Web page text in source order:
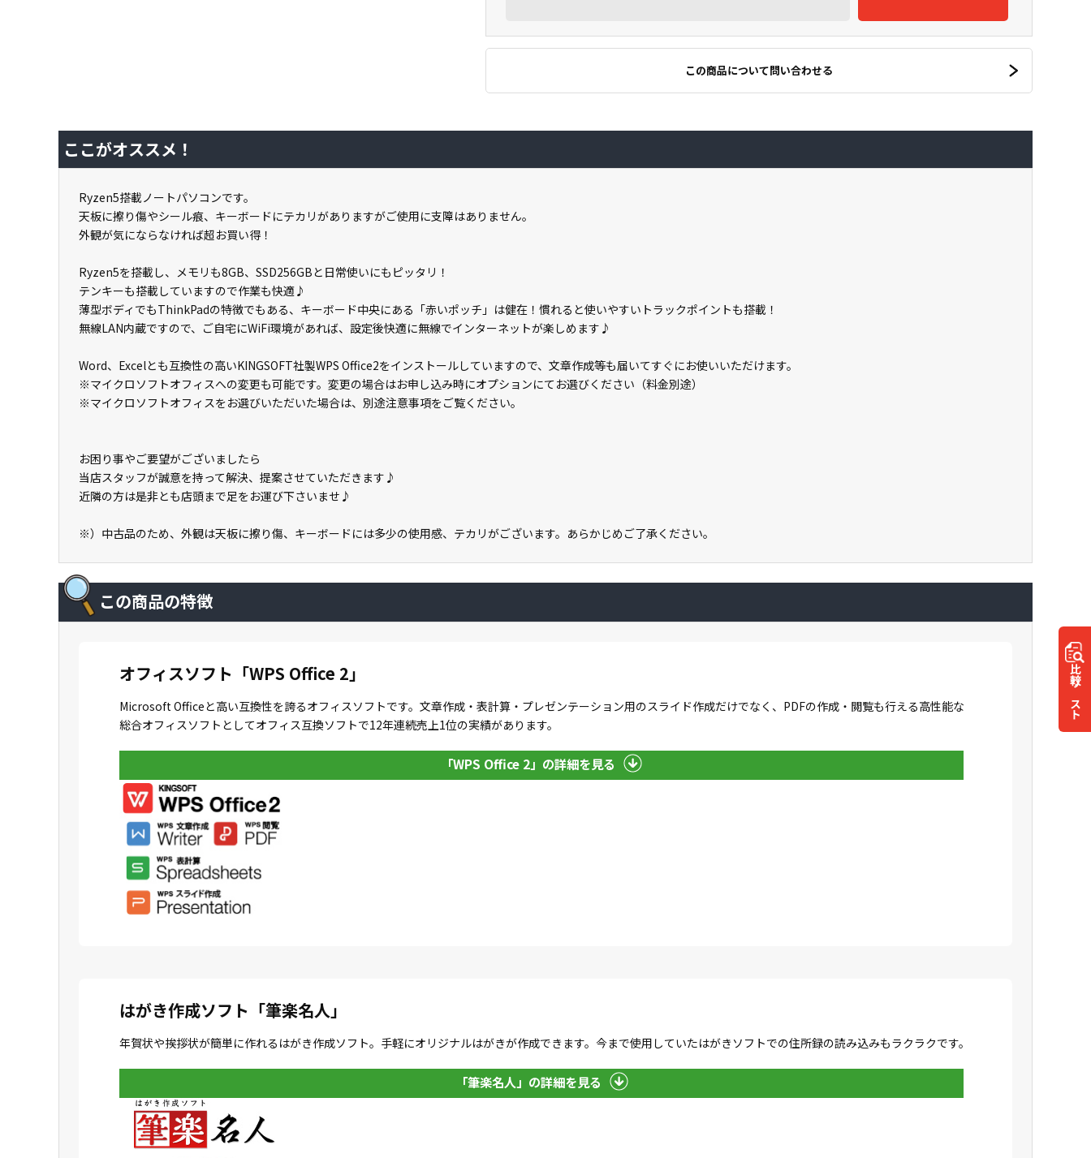
この商品について問い合わせる
比較
リスト
ここがオススメ！
Ryzen5搭載ノートパソコンです。
天板に擦り傷やシール痕、キーボードにテカリがありますがご使用に支障はありません。
外観が気にならなければ超お買い得！
Ryzen5を搭載し、メモリも8GB、SSD256GBと日常使いにもピッタリ！
テンキーも搭載していますので作業も快適♪
薄型ボディでもThinkPadの特徴でもある、キーボード中央にある「赤いポッチ」は健在！慣れると使いやすいトラックポイントも搭載！
無線LAN内蔵ですので、ご自宅にWiFi環境があれば、設定後快適に無線でインターネットが楽しめます♪
Word、Excelとも互換性の高いKINGSOFT社製WPS Office2をインストールしていますので、文章作成等も届いてすぐにお使いいただけます。
※マイクロソフトオフィスへの変更も可能です。変更の場合はお申し込み時にオプションにてお選びください（料金別途）
※マイクロソフトオフィスをお選びいただいた場合は、別途注意事項をご覧ください。
お困り事やご要望がございましたら
当店スタッフが誠意を持って解決、提案させていただきます♪
近隣の方は是非とも店頭まで足をお運び下さいませ♪
※）中古品のため、外観は天板に擦り傷、キーボードには多少の使用感、テカリがございます。あらかじめご了承ください。
この商品の特徴
オフィスソフト「WPS Office 2」
Microsoft Officeと高い互換性を誇るオフィスソフトです。文章作成・表計算・プレゼンテーション用のスライド作成だけでなく、PDFの作成・閲覧も行える高性能な
総合オフィスソフトとしてオフィス互換ソフトで12年連続売上1位の実績があります。
「WPS Office 2」の詳細を見る
はがき作成ソフト「筆楽名人」
年賀状や挨拶状が簡単に作れるはがき作成ソフト。手軽にオリジナルはがきが作成できます。今まで使用していたはがきソフトでの住所録の読み込みもラクラクです。
「筆楽名人」の詳細を見る